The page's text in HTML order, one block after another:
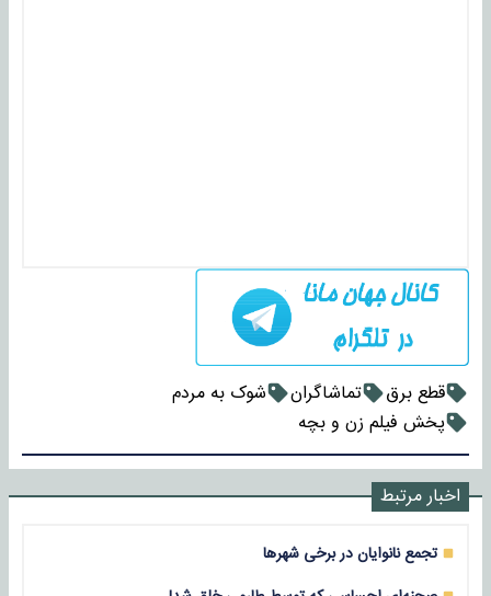
قطع برق تماشاگران
شوک به مردم
پخش فیلم زن و بچه
اخبار مرتبط
تجمع نانوایان در برخی شهرها